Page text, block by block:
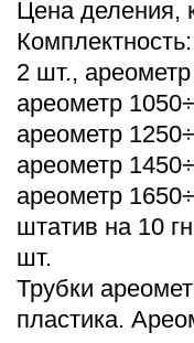
Цена деления,
2 шт.,
ареометр
ареометр
ареометр
ареометр
штатив на 10
шт.
Трубки
пластика.